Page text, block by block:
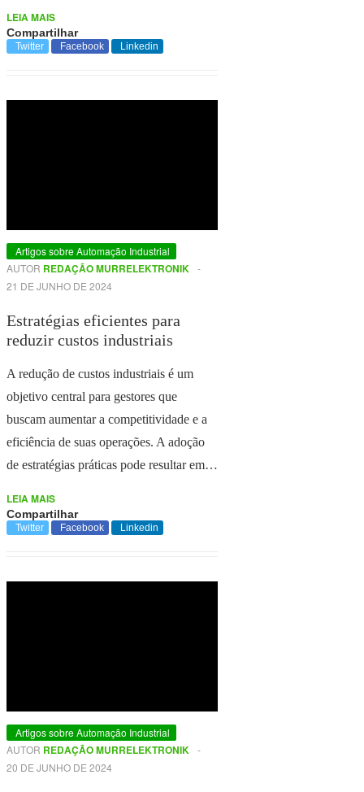
LEIA MAIS
Compartilhar
Twitter Facebook Linkedin
Artigos sobre Automação Industrial
AUTOR REDAÇÃO MURRELEKTRONIK -
21 DE JUNHO DE 2024
Estratégias eficientes para
reduzir custos industriais
A redução de custos industriais é um
objetivo central para gestores que
buscam aumentar a competitividade e a
eficiência de suas operações. A adoção
de estratégias práticas pode resultar em…
LEIA MAIS
Compartilhar
Twitter Facebook Linkedin
Artigos sobre Automação Industrial
AUTOR REDAÇÃO MURRELEKTRONIK -
20 DE JUNHO DE 2024